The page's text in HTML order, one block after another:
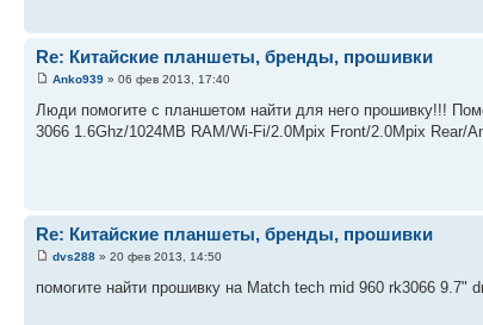
Re: Китайские планшеты, бренды, прошивки
Anko939 » 06 фев 2013, 17:40
Люди помогите с планшетом найти для него прошивку!!!
3066 1.6Ghz/1024MB RAM/Wi-Fi/2.0Mpix Front/2.0Mpix Rear/
Re: Китайские планшеты, бренды, прошивки
dvs288 » 20 фев 2013, 14:50
помогите найти прошивку на Match tech mid 960 rk3066 9.7"